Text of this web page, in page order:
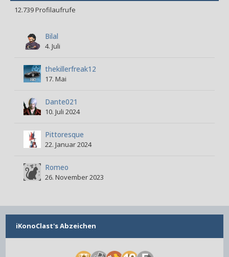
12.739 Profilaufrufe
Bilal
4. Juli
thekillerfreak12
17. Mai
Dante021
10. Juli 2024
Pittoresque
22. Januar 2024
Romeo
26. November 2023
iKonoClast's Abzeichen